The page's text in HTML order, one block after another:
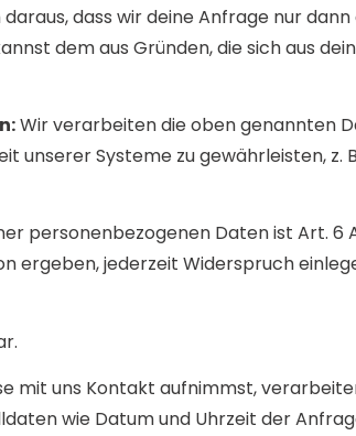
dass wir deine Anfrage nur
dem aus Gründen, die sich aus
Wir verarbeiten die oben genannten
unserer Systeme zu gewährleisten, z.
personenbezogenen Daten ist Art. 6
ergeben, jederzeit Widerspruch
mit uns Kontakt aufnimmst,
wie Datum und Uhrzeit der